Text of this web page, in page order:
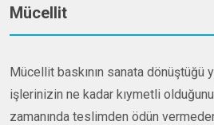
Mücellit
Mücellit baskının sanata dönüştüğü
işlerinizin ne kadar kıymetli
zamanında teslimden ödün